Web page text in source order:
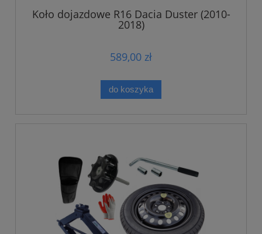
Koło dojazdowe R16 Dacia Duster (2010-
2018)
589,00 zł
do koszyka